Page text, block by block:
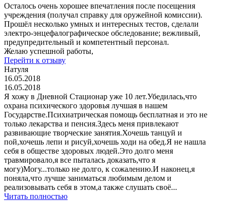
Осталось очень хорошее впечатления после посещения
учреждения (получал справку для оружейной комиссии).
Прошёл несколько умных и интересных тестов, сделали
электро-энцефалографическое обследование; вежливый,
предупредительный и компетентный персонал.
Желаю успешной работы,
Перейти к отзыву
Натуля
16.05.2018
16.05.2018
Я хожу в Дневной Стационар уже 10 лет.Убедилась,что
охрана психического здоровья лучшая в нашем
Государстве.Психиатрическая помощь бесплатная и это не
только лекарства и пенсия.Здесь меня привлекают
развивающие творческие занятия.Хочешь танцуй и
пой,хочешь лепи и рисуй,хочешь ходи на обед.Я не нашла
себя в обществе здоровых людей.Это долго меня
травмировало,я все пыталась доказать,что я
могу)Могу...только не долго, к сожалению.И наконец,я
поняла,что лучше заниматься любимым делом и
реализовывать себя в этом,а также слушать своё...
Читать полностью